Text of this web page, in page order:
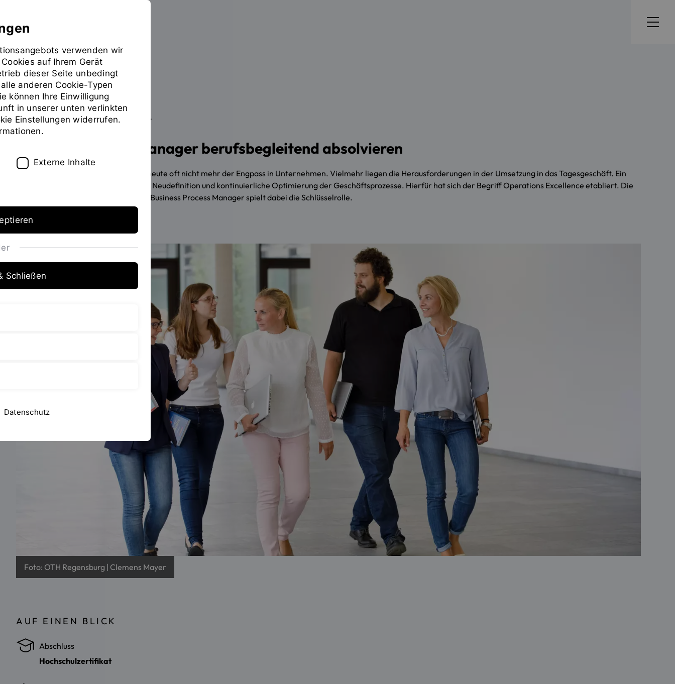
Sie
befinden
sich
auf
der
Seite
"Zusatzangebot
Studieren
INHALT
HOCHSCHULZERTIFIKAT
Business Process Manager berufsbegleitend absolvieren
Die Entwicklung neuer Strategien ist heute oft nicht mehr der Engpass in Unternehmen. Vielmehr liegen die Herausforderungen in der Umsetzung in das Tagesgeschäft. Ein
wichtiger Baustein ist dabei häufig die Neudefinition und kontinuierliche Optimierung der Geschäftsprozesse. Hierfür hat sich der Begriff Operations Excellence etabliert. Die
Business Process Managerin bzw. der Business Process Manager spielt dabei die Schlüsselrolle.
Foto: OTH Regensburg | Clemens Mayer
AUF EINEN BLICK
Abschluss
Hochschulzertifikat
verwenden wir
auf Ihrem Gerät
dieser Seite unbedingt
anderen Cookie-Typen
können Ihre Einwilligung
in unserer unten verlinkten
Einstellungen widerrufen.
Externe Inhalte
Schließen
Datenschutz